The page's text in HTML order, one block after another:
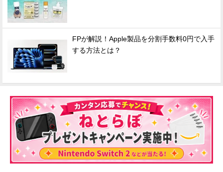
FPが解説！Apple製品を分割手数料0円で入手
する方法とは？